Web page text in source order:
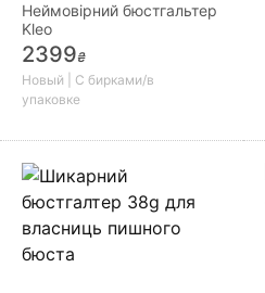
Неймовірний бюстгальтер
Kleo
2399₴
Новый | С бирками/в
упаковке